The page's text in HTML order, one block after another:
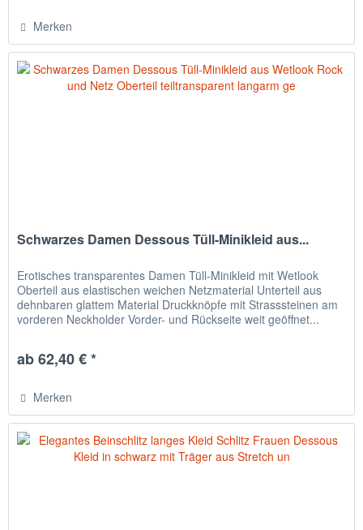
Merken
Schwarzes Damen Dessous Tüll-Minikleid aus...
Erotisches transparentes Damen Tüll-Minikleid mit Wetlook
Oberteil aus elastischen weichen Netzmaterial Unterteil aus
dehnbaren glattem Material Druckknöpfe mit Strasssteinen am
vorderen Neckholder Vorder- und Rückseite weit geöffnet...
ab 62,40 € *
Merken